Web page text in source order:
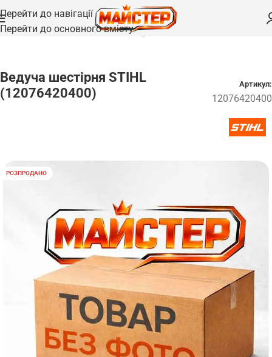
Перейти до навігації
Перейти до основного вмісту
Головна /Запчастини/Колеса та шестерні
Ведуча шестірня STIHL
(12076420400)
Артикул:
12076420400
РОЗПРОДАНО